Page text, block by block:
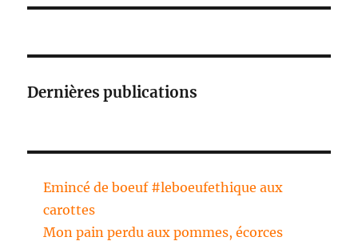
Dernières publications
Emincé de boeuf #leboeufethique aux
carottes
Mon pain perdu aux pommes, écorces